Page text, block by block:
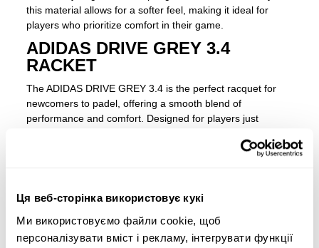
Ця веб-сторінка використовує кукі
Ми використовуємо файли cookie, щоб
персоналізувати вміст і рекламу, інтегрувати функції
this material allows for a softer feel, making it ideal for
players who prioritize comfort in their game.
ADIDAS DRIVE GREY 3.4
RACKET
The ADIDAS DRIVE GREY 3.4 is the perfect racquet for
newcomers to padel, offering a smooth blend of
performance and comfort. Designed for players just
foam for excellent ball output and
control for defensive shots, making it easier to manoeuvre.
torsion resistance, boosting durability, while the
Holes Linealtechnology strengthens the striking surface,